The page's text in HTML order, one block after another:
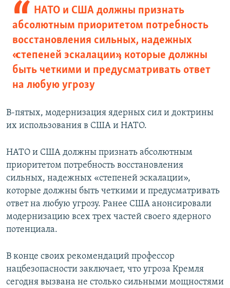
НАТО и США должны признать
абсолютным приоритетом потребность
восстановления сильных, надежных
«степеней эскалации», которые должны
быть четкими и предусматривать ответ
на любую угрозу
В-пятых, модернизация ядерных сил и доктрины
их использования в США и НАТО.
НАТО и США должны признать абсолютным
приоритетом потребность восстановления
сильных, надежных «степеней эскалации»,
которые должны быть четкими и предусматривать
ответ на любую угрозу. Ранее США анонсировали
модернизацию всех трех частей своего ядерного
потенциала.
В конце своих рекомендаций профессор
нацбезопасности заключает, что угроза Кремля
сегодня вызвана не столько сильными мощностями